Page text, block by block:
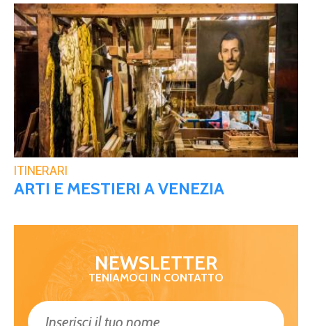
ITINERARI
ARTI E MESTIERI A VENEZIA
NEWSLETTER
TENIAMOCI IN CONTATTO